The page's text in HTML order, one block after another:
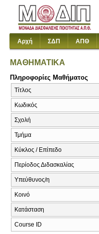
Αρχή ΣΔΠ ΑΠΘ
ΜΑΘΗΜΑΤΙΚΑ
Πληροφορίες Μαθήματος
Τίτλος
Κωδικός
Σχολή
Τμήμα
Κύκλος / Επίπεδο
Περίοδος Διδασκαλίας
Υπεύθυνος/η
Κοινό
Κατάσταση
Course ID